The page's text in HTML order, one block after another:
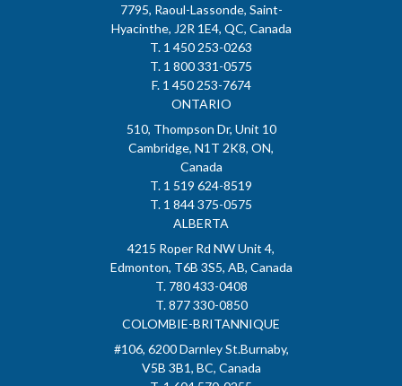
7795, Raoul-Lassonde, Saint-
Hyacinthe, J2R 1E4, QC, Canada
T. 1 450 253-0263
T. 1 800 331-0575
F. 1 450 253-7674
ONTARIO
510, Thompson Dr, Unit 10
Cambridge, N1T 2K8, ON,
Canada
T. 1 519 624-8519
T. 1 844 375-0575
ALBERTA
4215 Roper Rd NW Unit 4,
Edmonton, T6B 3S5, AB, Canada
T. 780 433-0408
T. 877 330-0850
COLOMBIE-BRITANNIQUE
#106, 6200 Darnley St.Burnaby,
V5B 3B1, BC, Canada